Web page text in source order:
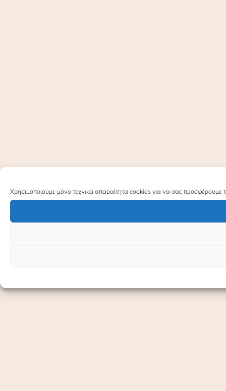
Χρησιμοποιούμε μόνο τεχνικά απαραίτητα cookies για να σας προσφέρουμε